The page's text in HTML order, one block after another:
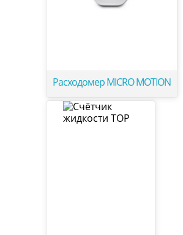
Расходомер MICRO MOTION